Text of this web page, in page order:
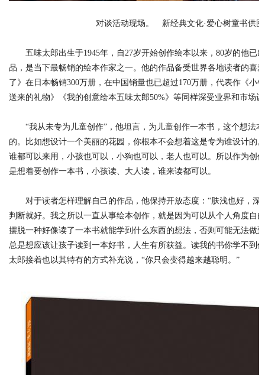
对谈活动现场。 新经典文化·爱心树童书供图
五味太郎出生于1945年，自27岁开始创作绘本以来，80岁的他已
品，是当下最畅销的绘本作家之一。他的作品备受世界各地读者的喜
了》在日本畅销300万册，在中国销量也已超过170万册，代表作《小
送来的礼物》《我的创意绘本五味太郎50%》等同样深受业界和市场
“我从未专为儿童创作”，他坦言，为儿童创作一本书，这个想法
的。比如想设计一个美丽的花园，你根本不会想着这是专为谁设计的
谁都可以来用，小孩也可以，小狗也可以，老人也可以。所以作为创
是想着要创作一本书，小孩读、大人读，谁来读都可以。
对于读者怎样理解自己的作品，他保持开放态度：“肤浅也好，深
判断就好。我之所以一直从事绘本创作，就是因为可以从个人角度自
摆脱一种好像读了一本书就能学到什么东西的想法，否则可能无法做
总是想应该让孩子读到一本好书，人生有所获益。读我的书你学不到
太郎接着也以其特有的方式补充说，“你只会变得越来越聪明。”